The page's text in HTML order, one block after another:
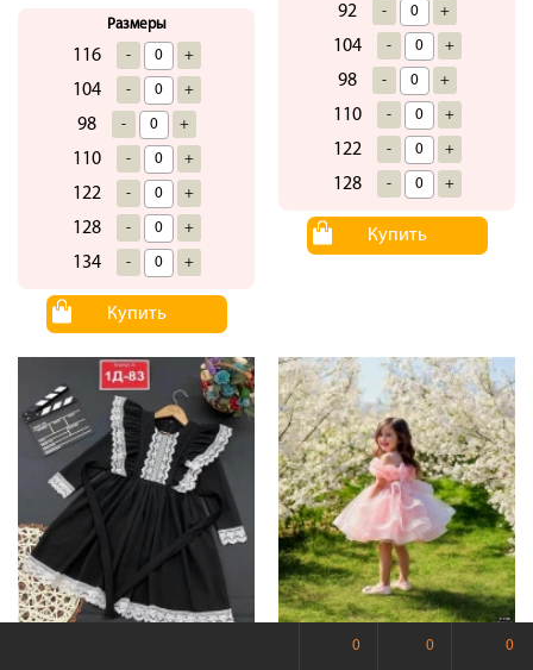
Размеры
116 - +
104 - +
98 - +
110 - +
122 - +
128 - +
134 - +
Купить
92 - +
104 - +
98 - +
110 - +
122 - +
128 - +
Купить
0 0 0